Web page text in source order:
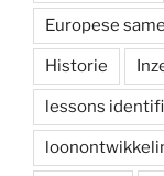
Europese
Historie
lessons